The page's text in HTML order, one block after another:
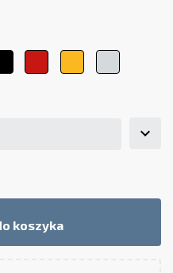
Czarny Czerwony
Żółty Szary
koszyka